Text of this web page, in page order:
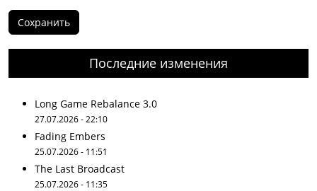
Последние изменения
Long Game Rebalance 3.0
27.07.2026 - 22:10
Fading Embers
25.07.2026 - 11:51
The Last Broadcast
25.07.2026 - 11:35